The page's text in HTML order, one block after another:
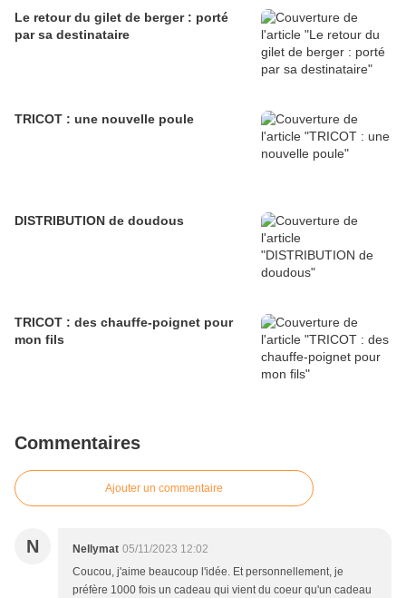
Le retour du gilet de berger : porté
par sa destinataire
TRICOT : une nouvelle poule
DISTRIBUTION de doudous
TRICOT : des chauffe-poignet pour
mon fils
Commentaires
Ajouter un commentaire
N Nellymat 05/11/2023 12:02
Coucou, j'aime beaucoup l'idée. Et personnellement, je
préfère 1000 fois un cadeau qui vient du coeur qu'un cadeau